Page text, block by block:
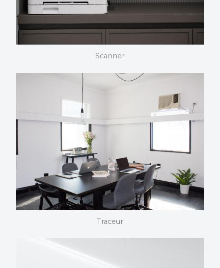
scanner
Plus de 190 innovations CANON caractérisent les
références proposées. Beaucoup sont utilisées en
standard par les acteurs libéraux. Plus d’informations
sur la technologie.
Scanner
Traceur
Traceur